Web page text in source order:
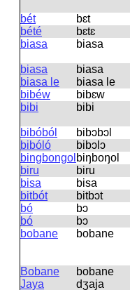
bét
bɛt
bété
bɛtɛ
biasa
biasa
biasa
biasa le
biasa
biasa le
bibéw bibɛw
bibi
bibi
bibóból
bibɔbɔl
bibóló
bibɔlɔ
bingbongol biŋboŋol
biru
biru
bisa
bisa
bitbót
bitbɔt
bó
bɔ
bó
bɔ
bobane
bobane
Bobane
Jaya
bobane
dʒaja